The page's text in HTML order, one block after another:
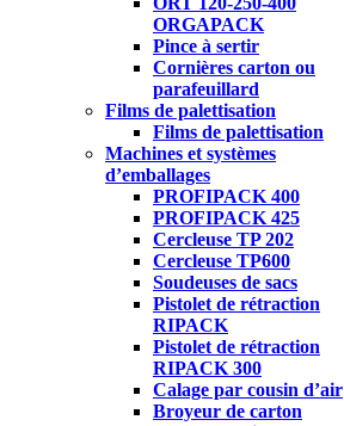
ORGAPACK
Pince à sertir
Cornières carton ou
parafeuillard
Films de palettisation
Films de palettisation
Machines et systèmes
d’emballages
PROFIPACK 400
PROFIPACK 425
Cercleuse TP 202
Cercleuse TP600
Soudeuses de sacs
Pistolet de rétraction
RIPACK
Pistolet de rétraction
RIPACK 300
Calage par cousin d’air
Broyeur de carton